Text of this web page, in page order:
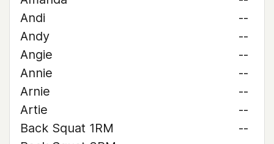
Andi
--
Andy
--
Angie
--
Annie
--
Arnie
--
Artie
--
Back Squat 1RM
--